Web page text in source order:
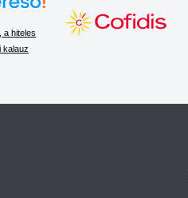
a hiteles
kalauz